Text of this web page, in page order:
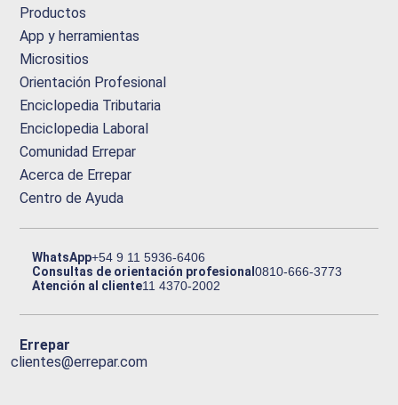
Productos
App y herramientas
Micrositios
Orientación Profesional
Enciclopedia Tributaria
Enciclopedia Laboral
Comunidad Errepar
Acerca de Errepar
Centro de Ayuda
WhatsApp+54 9 11 5936-6406
Consultas de orientación profesional0810-666-3773
Atención al cliente11 4370-2002
Errepar
clientes@errepar.com